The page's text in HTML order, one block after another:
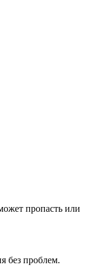
пропасть или
без проблем.